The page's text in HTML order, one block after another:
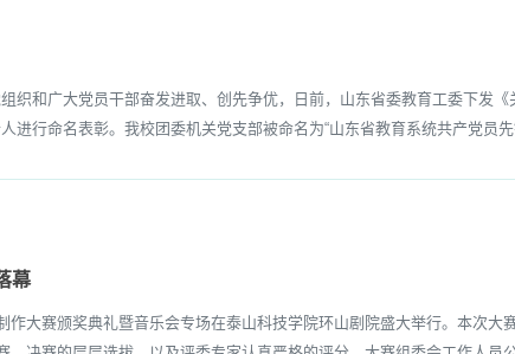
和广大党员干部奋发进取、创先争优，日前，山东省委教育工委下发《
行命名表彰。我校团委机关党支部被命名为“山东省教育系统共产党员
幕
大赛颁奖典礼暨音乐会专场在泰山科技学院环山剧院盛大举行。本次大